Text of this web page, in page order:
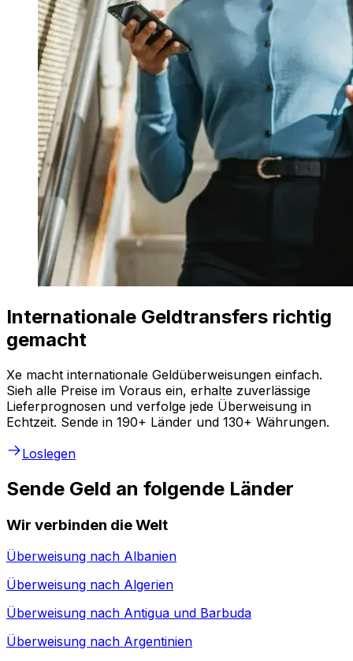
Internationale Geldtransfers richtig
gemacht
Xe macht internationale Geldüberweisungen einfach.
Sieh alle Preise im Voraus ein, erhalte zuverlässige
Lieferprognosen und verfolge jede Überweisung in
Echtzeit. Sende in 190+ Länder und 130+ Währungen.
Loslegen
Sende Geld an folgende Länder
Wir verbinden die Welt
Überweisung nach Albanien
Überweisung nach Algerien
Überweisung nach Antigua und Barbuda
Überweisung nach Argentinien